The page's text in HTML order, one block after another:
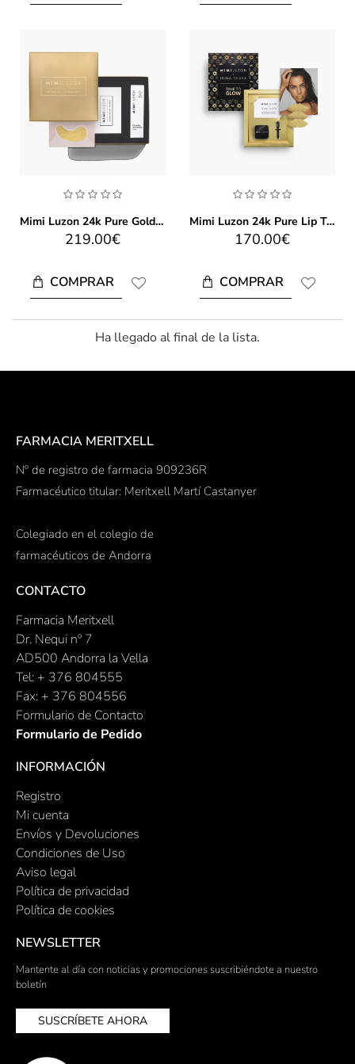
Mimi Luzon 24k Pure Gold Eye Treatment
219.00€
COMPRAR
Mimi Luzon 24k Pure Lip Treatment
170.00€
COMPRAR
Ha llegado al final de la lista.
FARMACIA MERITXELL
Nº de registro de farmacia 909236R
Farmacéutico titular: Meritxell Martí Castanyer
Colegiado en el colegio de
farmacéuticos de Andorra
CONTACTO
Farmacia Meritxell
Dr. Nequi nº 7
AD500 Andorra la Vella
Tel: + 376 804555
Fax: + 376 804556
Formulario de Contacto
Formulario de Pedido
INFORMACIÓN
Registro
Mi cuenta
Envíos y Devoluciones
Condiciones de Uso
Aviso legal
Política de privacidad
Política de cookies
NEWSLETTER
Mantente al día con noticias y promociones suscribiéndote a nuestro
boletín
SUSCRÍBETE AHORA